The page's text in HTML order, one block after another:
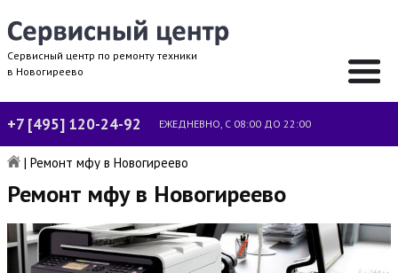
Сервисный центр по ремонту техники
в Новогиреево
+7 [495] 120-24-92 ЕЖЕДНЕВНО, С 08:00 ДО 22:00
| Ремонт мфу в Новогиреево
Ремонт мфу в Новогиреево